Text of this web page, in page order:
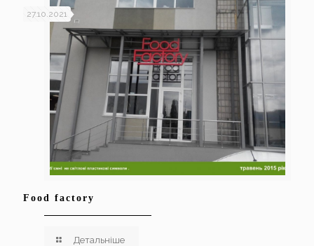
27.10.2021
Food factory
Детальніше